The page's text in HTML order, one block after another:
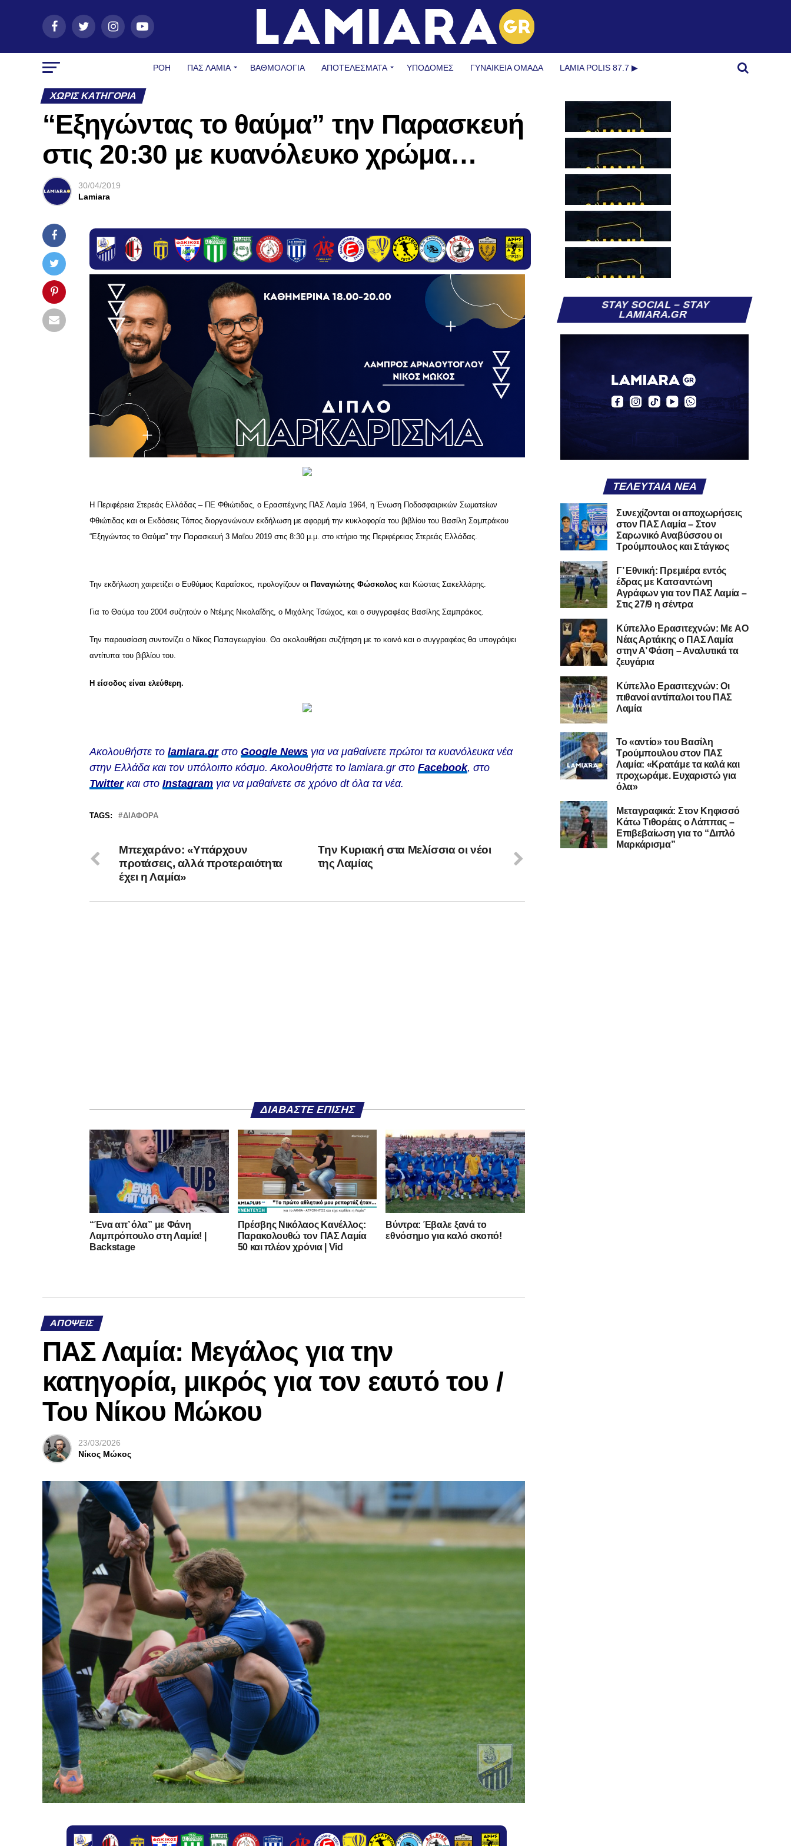
ΡΟΗ ΠΑΣ ΛΑΜΊΑ ΒΑΘΜΟΛΟΓΙΑ ΑΠΟΤΕΛΕΣΜΑΤΑ ΥΠΟΔΟΜΈΣ ΓΥΝΑΙΚΕΊΑ ΟΜΆΔΑ LAMIA POLIS 87.7 ▶︎
ΧΩΡΊΣ ΚΑΤΗΓΟΡΊΑ
“Εξηγώντας το θαύμα” την Παρασκευή
στις 20:30 με κυανόλευκο χρώμα…
30/04/2019
Lamiara
Η Περιφέρεια Στερεάς Ελλάδας – ΠΕ Φθιώτιδας, ο Ερασιτέχνης ΠΑΣ Λαμία 1964, η Ένωση Ποδοσφαιρικών Σωματείων
Φθιώτιδας και οι Εκδόσεις Τόπος διοργανώνουν εκδήλωση με αφορμή την κυκλοφορία του βιβλίου του Βασίλη Σαμπράκου
“Εξηγώντας το Θαύμα” την Παρασκευή 3 Μαΐου 2019 στις 8:30 μ.μ. στο κτήριο της Περιφέρειας Στερεάς Ελλάδας.
Την εκδήλωση χαιρετίζει ο Ευθύμιος Καραΐσκος, προλογίζουν οι Παναγιώτης Φώσκολος και Κώστας Σακελλάρης.
Για το Θαύμα του 2004 συζητούν ο Ντέμης Νικολαΐδης, ο Μιχάλης Τσώχος, και ο συγγραφέας Βασίλης Σαμπράκος.
Την παρουσίαση συντονίζει ο Νίκος Παπαγεωργίου. Θα ακολουθήσει συζήτηση με το κοινό και ο συγγραφέας θα υπογράψει
αντίτυπα του βιβλίου του.
Η είσοδος είναι ελεύθερη.
Ακολουθήστε το lamiara.grστο Google News για να μαθαίνετε πρώτοι τα κυανόλευκα νέα
στην Ελλάδα και τον υπόλοιπο κόσμο. Ακολουθήστε το lamiara.gr στο Facebook, στο
Twitterκαι στο Instagram για να μαθαίνετε σε χρόνο dt όλα τα νέα.
TAGS: ΔΙΆΦΟΡΑ
Tην Κυριακή στα Μελίσσια οι νέοι
της Λαμίας
Μπεχαράνο: «Υπάρχουν
προτάσεις, αλλά προτεραιότητα
έχει η Λαμία»
ΔΙΑΒΆΣΤΕ ΕΠΊΣΗΣ
“Ένα απ’ όλα” με Φάνη
Λαμπρόπουλο στη Λαμία! |
Backstage
Πρέσβης Νικόλαος Κανέλλος:
Παρακολουθώ τον ΠΑΣ Λαμία
50 και πλέον χρόνια | Vid
Βύντρα: Έβαλε ξανά το
εθνόσημο για καλό σκοπό!
ΑΠΌΨΕΙΣ
ΠΑΣ Λαμία: Μεγάλος για την
κατηγορία, μικρός για τον εαυτό του /
Του Νίκου Μώκου
23/03/2026
Νίκος Μώκος
STAY SOCIAL – STAY
LAMIARA.GR
ΤΕΛΕΥΤΑΊΑ ΝΈΑ
Συνεχίζονται οι αποχωρήσεις
στον ΠΑΣ Λαμία – Στον
Σαρωνικό Αναβύσσου οι
Τρούμπουλος και Στάγκος
Γ’ Εθνική: Πρεμιέρα εντός
έδρας με Κατσαντώνη
Αγράφων για τον ΠΑΣ Λαμία –
Στις 27/9 η σέντρα
Kύπελλο Ερασιτεχνών: Με AO
Nέας Αρτάκης ο ΠΑΣ Λαμία
στην Α’ Φάση – Αναλυτικά τα
ζευγάρια
Κύπελλο Ερασιτεχνών: Οι
πιθανοί αντίπαλοι του ΠΑΣ
Λαμία
Το «αντίο» του Βασίλη
Τρούμπουλου στον ΠΑΣ
Λαμία: «Κρατάμε τα καλά και
προχωράμε. Ευχαριστώ για
όλα»
Μεταγραφικά: Στον Κηφισσό
Κάτω Τιθορέας ο Λάππας –
Επιβεβαίωση για το “Διπλό
Μαρκάρισμα”